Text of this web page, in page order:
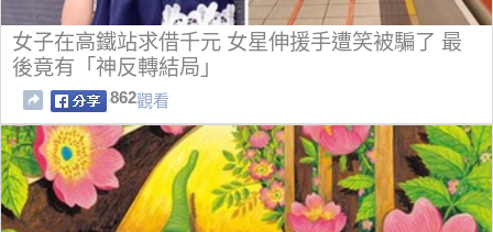
女子在高鐵站求借千元 女星伸援手遭笑被騙了 最
後竟有「神反轉結局」
862觀看